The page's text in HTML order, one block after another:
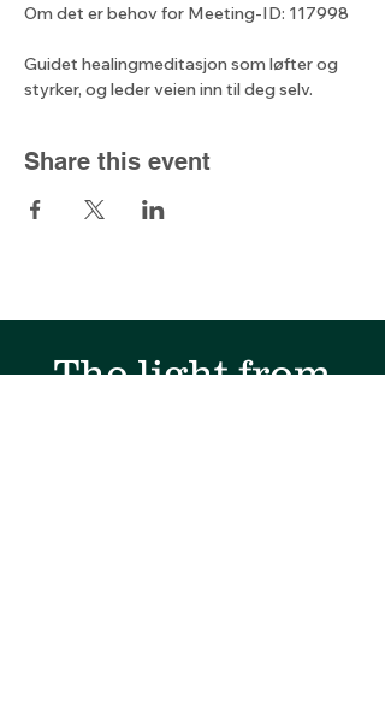
Om det er behov for Meeting-ID: 117998
Guidet healingmeditasjon som løfter og
styrker, og leder veien inn til deg selv.
Share this event
The light from